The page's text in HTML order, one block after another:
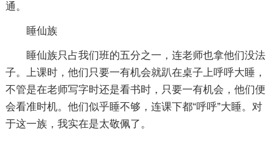
通。
睡仙族
睡仙族只占我们班的五分之一，连老师也拿他们没法
子。上课时，他们只要一有机会就趴在桌子上呼呼大睡，
不管是在老师写字时还是看书时，只要一有机会，他们便
会看准时机。他们似乎睡不够，连课下都“呼呼”大睡。对
于这一族，我实在是太敬佩了。